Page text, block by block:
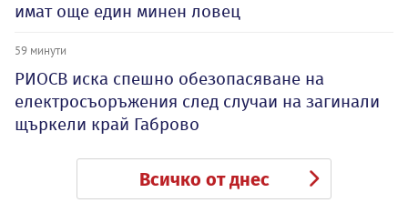
имат още един минен ловец
59 минути
РИОСВ иска спешно обезопасяване на
електросъоръжения след случаи на загинали
щъркели край Габрово
Всичко от днес